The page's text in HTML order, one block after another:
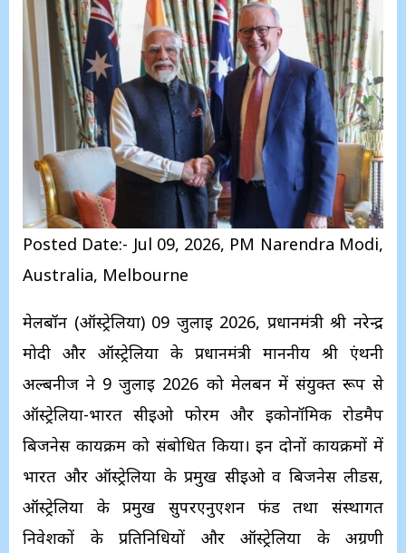
Posted Date:- Jul 09, 2026, PM Narendra Modi,
Australia, Melbourne
मेलबॉर्न (ऑस्ट्रेलिया) 09 जुलाई 2026, प्रधानमंत्री श्री नरेन्द्र
मोदी और ऑस्ट्रेलिया के प्रधानमंत्री माननीय श्री एंथनी
अल्बनीज ने 9 जुलाई 2026 को मेलबर्न में संयुक्त रूप से
ऑस्ट्रेलिया-भारत सीईओ फोरम और इकोनॉमिक रोडमैप
बिजनेस कार्यक्रम को संबोधित किया। इन दोनों कार्यक्रमों में
भारत और ऑस्ट्रेलिया के प्रमुख सीईओ व बिजनेस लीडर्स,
ऑस्ट्रेलिया के प्रमुख सुपरएनुएशन फंड तथा संस्थागत
निवेशकों के प्रतिनिधियों और ऑस्ट्रेलिया के अग्रणी